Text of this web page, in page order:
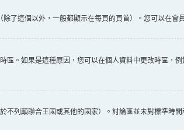
除了這個以外，一般都顯示在每頁的頁首）。您可以在會
。如果是這種原因，您可以在個人資料中更改時區，
列顛聯合王國或其他的國家）。討論區並未對標準時